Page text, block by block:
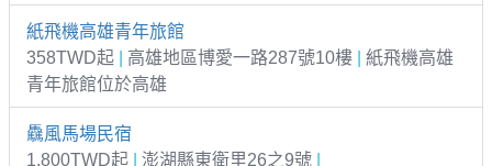
紙飛機高雄青年旅館
358TWD起
高雄地區博愛一路287號10樓
紙飛機高雄
青年旅館位於高雄
驫風馬場民宿
1,800TWD起
澎湖縣東衛里26之9號